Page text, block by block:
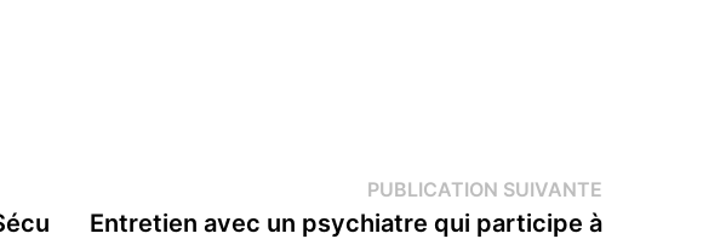
PUBLICATION SUIVANTEPublication
suivante :
Entretien avec un psychiatre qui participe à